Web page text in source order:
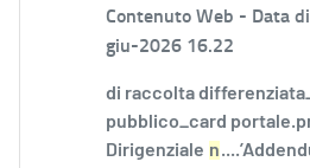
Contenuto Web - Data
giu-2026 16.22
di raccolta
pubblico_card
Dirigenziale n